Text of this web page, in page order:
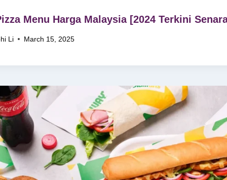
Menu Harga Malaysia [2024 Terkini
Li March 15, 2025